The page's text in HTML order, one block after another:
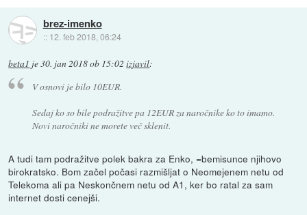
brez-imenko
:: 12. feb 2018, 06:24
beta1 je30. jan 2018 ob 15:02 izjavil:
V osnovi je bilo 10EUR.
Sedaj ko so bile podražitve pa 12EUR za naročnike ko to imamo.
Novi naročniki ne morete več sklenit.
A tudi tam podražitve polek bakra za Enko, =bemisunce njihovo
birokratsko. Bom začel počasi razmišljat o Neomejenem netu od
Telekoma ali pa Neskončnem netu od A1, ker bo ratal za sam
internet dosti cenejši.